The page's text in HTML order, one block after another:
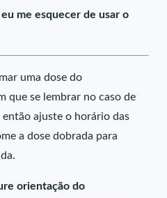
me esquecer de usar o
uma dose do
que se lembrar no caso de
então ajuste o horário das
a dose dobrada para
orientação do